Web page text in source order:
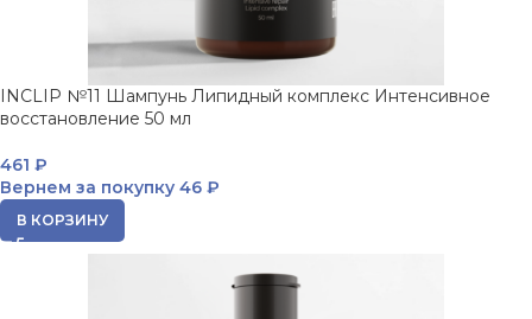
INCLIP №11 Шампунь Липидный комплекс Интенсивное
восстановление 50 мл
461 ₽
Вернем за покупку 46 ₽
В КОРЗИНУ